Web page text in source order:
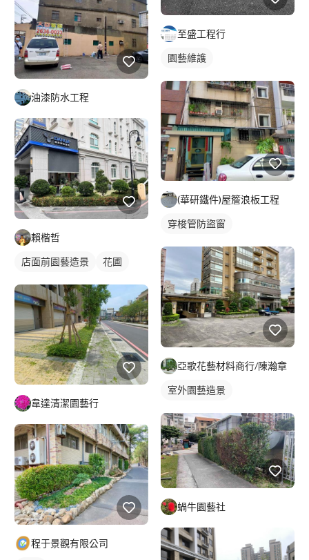
油漆防水工程
賴楷哲
店面前園藝造景 花圃
韋達清潔園藝行
程于景觀有限公司
至盛工程行
園藝維護
(華研鐵件)屋簷浪板工程
穿梭管防盜窗
亞歌花藝材料商行/陳瀚章
室外園藝造景
蝸牛園藝社